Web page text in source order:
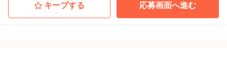
キープする 応募画面へ進む